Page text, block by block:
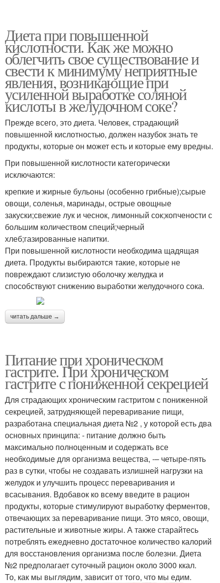
Диета при повышенной
кислотности. Как же можно
облегчить свое существование и
свести к минимуму неприятные
явления, возникающие при
усиленной выработке соляной
кислоты в желудочном соке?
Прежде всего, это диета. Человек, страдающий
повышенной кислотностью, должен назубок знать те
продукты, которые он может есть и которые ему вредны.
При повышенной кислотности категорически
исключаются:
крепкие и жирные бульоны (особенно грибные);сырые
овощи, соленья, маринады, острые овощные
закуски;свежие лук и чеснок, лимонный сок;копчености с
большим количеством специй;черный
хлеб;газированные напитки.
При повышенной кислотности необходима щадящая
диета. Продукты выбираются такие, которые не
повреждают слизистую оболочку желудка и
способствуют снижению выработки желудочного сока.
читать дальше →
Питание при хроническом
гастрите. При хроническом
гастрите с пониженной секрецией
Для страдающих хроническим гастритом с пониженной
секрецией, затрудняющей переваривание пищи,
разработана специальная диета №2 , у которой есть два
основных принципа: - питание должно быть
максимально полноценным и содержать все
необходимые для организма вещества, -– четыре-пять
раз в сутки, чтобы не создавать излишней нагрузки на
желудок и улучшить процесс переваривания и
всасывания. Вдобавок ко всему введите в рацион
продукты, которые стимулируют выработку ферментов,
отвечающих за переваривание пищи. Это мясо, овощи,
растительные и животные жиры. А также старайтесь
потреблять ежедневно достаточное количество калорий
для восстановления организма после болезни. Диета
№2 предполагает суточный рацион около 3000 ккал.
То, как мы выглядим, зависит от того, что мы едим.